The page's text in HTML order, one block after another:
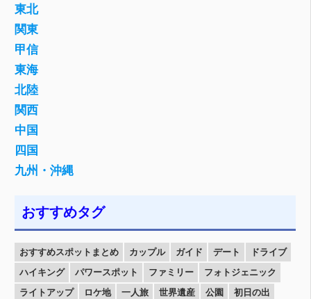
東北
関東
甲信
東海
北陸
関西
中国
四国
九州・沖縄
おすすめタグ
おすすめスポットまとめ カップル ガイド デート
ドライブ
ハイキング
パワースポット ファミリー
フォトジェニック
ライトアップ
ロケ地 一人旅 世界遺産 公園
初日の出